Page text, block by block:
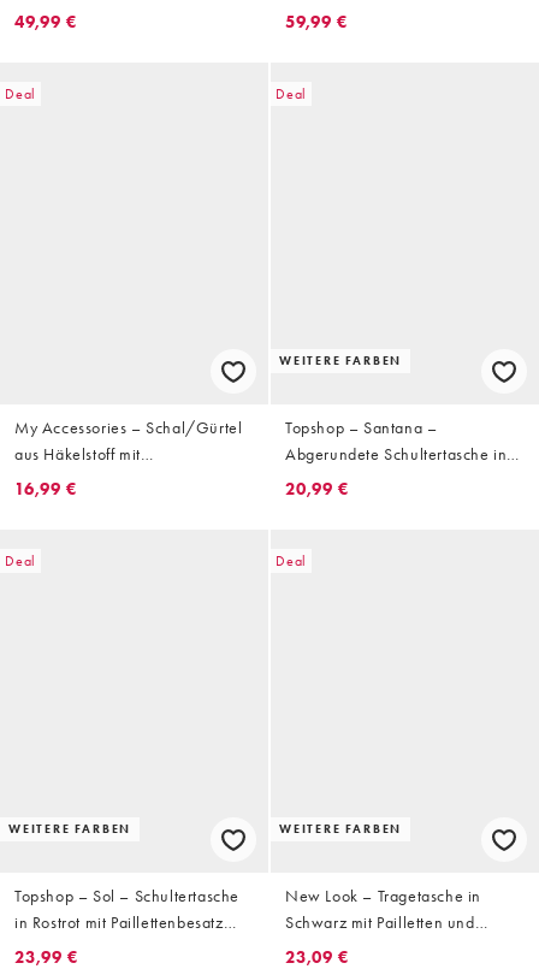
Muscheldesign
49,99 €
59,99 €
Deal
My Accessories – Schal/Gürtel
aus Häkelstoff mit
Paillettenbesatz in Silber
16,99 €
Deal
WEITERE FARBEN
Topshop – Santana –
Abgerundete Schultertasche in
Gold mit Pailletten
20,99 €
Deal
WEITERE FARBEN
Topshop – Sol – Schultertasche
in Rostrot mit Paillettenbesatz
und Ledergriff
23,99 €
Deal
WEITERE FARBEN
New Look – Tragetasche in
Schwarz mit Pailletten und
Schleife
23,09 €